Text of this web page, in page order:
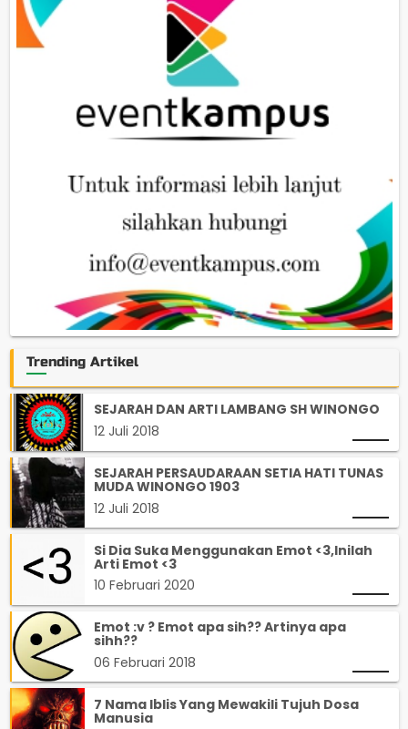
Trending Artikel
SEJARAH DAN ARTI LAMBANG SH WINONGO
12 Juli 2018
SEJARAH PERSAUDARAAN SETIA HATI TUNAS
MUDA WINONGO 1903
12 Juli 2018
Si Dia Suka Menggunakan Emot <3,Inilah
Arti Emot <3
10 Februari 2020
Emot :v ? Emot apa sih?? Artinya apa
sihh??
06 Februari 2018
7 Nama Iblis Yang Mewakili Tujuh Dosa
Manusia